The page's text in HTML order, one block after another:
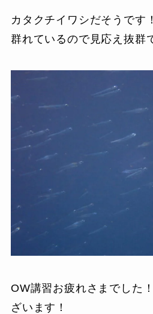
カタクチイワシだそうです
群れているので見応え抜群
OW講習お疲れさまでした
ざいます！